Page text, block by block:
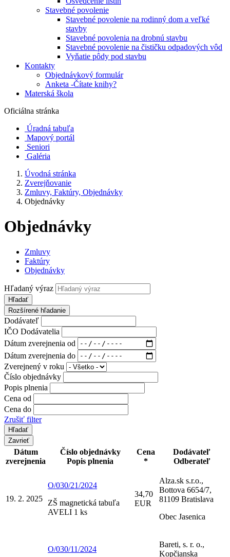
Stavebné povolenie
Stavebné povolenie na rodinný dom a veľké
stavby
Stavebné povolenia na drobnú stavbu
Stavebné povolenie na čističku odpadových vôd
Vyňatie pôdy pod stavbu
Kontakty
Objednávkový formulár
Anketa -Čítate knihy?
Materská škola
Oficiálna stránka
Úradná tabuľa
Mapový portál
Seniori
Galéria
Úvodná stránka
Zverejňovanie
Zmluvy, Faktúry, Objednávky
Objednávky
Objednávky
Zmluvy
Faktúry
Objednávky
Hľadaný výraz
Hľadať
Rozšírené hľadanie
Dodávateľ
IČO Dodávatelia
Dátum zverejnenia od
Dátum zverejnenia do
Zverejnený v roku
Číslo objednávky
Popis plnenia
Cena od
Cena do
Zrušiť filter
Zavrieť
Dátum
zverejnenia
Číslo objednávky
Popis plnenia
Cena
*
Dodávateľ
Odberateľ
19. 2. 2025
O/030/21/2024
ZŠ magnetická tabuľa
AVELI 1 ks
34,70
EUR
Alza.sk s.r.o.,
Bottova 6654/7,
81109 Bratislava
Obec Jasenica
O/030/11/2024
Bareti, s. r. o.,
Kopčianska